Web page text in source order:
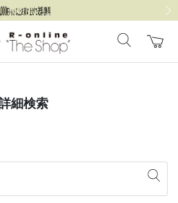
細検索